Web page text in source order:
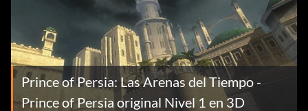
Prince of Persia: Las Arenas del Tiempo -
Prince of Persia original Nivel 1 en 3D